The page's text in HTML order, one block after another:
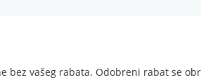
bez vašeg rabata. Odobreni rabat se